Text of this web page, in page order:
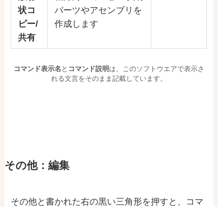
状コ
ピー/
共有
パーツやアセンブリを
作成します
コマンド表示名と コマンド説明は、このソフトウエアで表示さ
れる文言をそのまま記載しています。
その他：編集
その他と書かれた右の黒い三角形を押すと、コマ